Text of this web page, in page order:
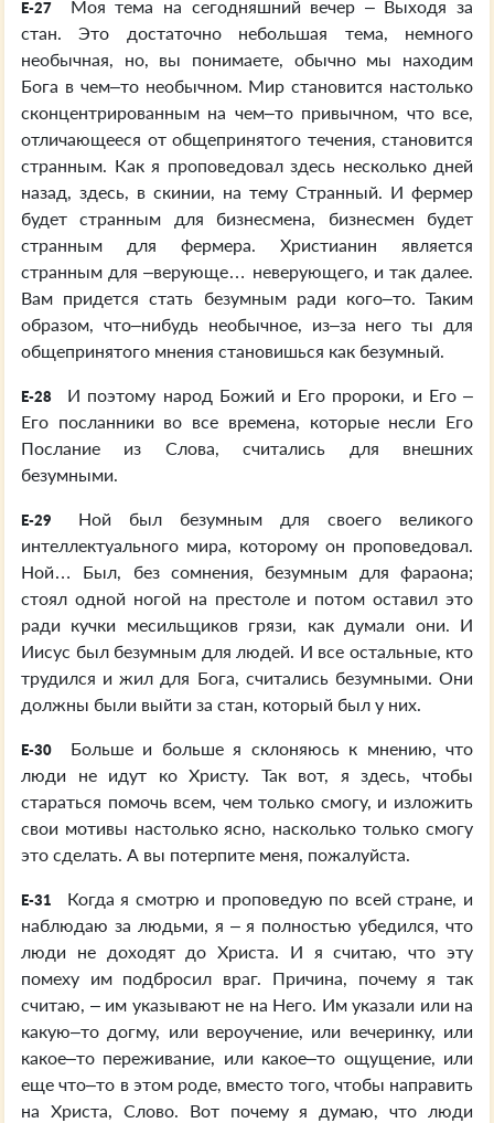
E-27
Моя тема на сегодняшний вечер – Выходя за
стан. Это достаточно небольшая тема, немного
необычная, но, вы понимаете, обычно мы находим
Бога в чем–то необычном. Мир становится настолько
сконцентрированным на чем–то привычном, что все,
отличающееся от общепринятого течения, становится
странным. Как я проповедовал здесь несколько дней
назад, здесь, в скинии, на тему Странный. И фермер
будет странным для бизнесмена, бизнесмен будет
странным для фермера. Христианин является
странным для –верующе… неверующего, и так далее.
Вам придется стать безумным ради кого–то. Таким
образом, что–нибудь необычное, из–за него ты для
общепринятого мнения становишься как безумный.
E-28
И поэтому народ Божий и Его пророки, и Его –
Его посланники во все времена, которые несли Его
Послание из Слова, считались для внешних
безумными.
E-29
Ной был безумным для своего великого
интеллектуального мира, которому он проповедовал.
Ной… Был, без сомнения, безумным для фараона;
стоял одной ногой на престоле и потом оставил это
ради кучки месильщиков грязи, как думали они. И
Иисус был безумным для людей. И все остальные, кто
трудился и жил для Бога, считались безумными. Они
должны были выйти за стан, который был у них.
E-30
Больше и больше я склоняюсь к мнению, что
люди не идут ко Христу. Так вот, я здесь, чтобы
стараться помочь всем, чем только смогу, и изложить
свои мотивы настолько ясно, насколько только смогу
это сделать. А вы потерпите меня, пожалуйста.
E-31
Когда я смотрю и проповедую по всей стране, и
наблюдаю за людьми, я – я полностью убедился, что
люди не доходят до Христа. И я считаю, что эту
помеху им подбросил враг. Причина, почему я так
считаю, – им указывают не на Него. Им указали или на
какую–то догму, или вероучение, или вечеринку, или
какое–то переживание, или какое–то ощущение, или
еще что–то в этом роде, вместо того, чтобы направить
на Христа, Слово. Вот почему я думаю, что люди